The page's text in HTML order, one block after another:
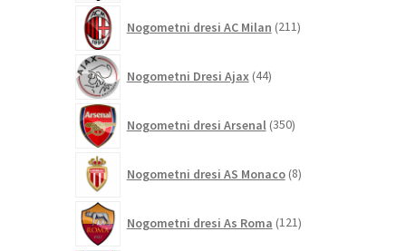
Nogometni dresi AC Milan 211izdelkov
Nogometni Dresi Ajax 44izdelkov
Nogometni dresi Arsenal 350izdelkov
Nogometni dresi AS Monaco 8izdelkov
Nogometni dresi As Roma 121izdelkov